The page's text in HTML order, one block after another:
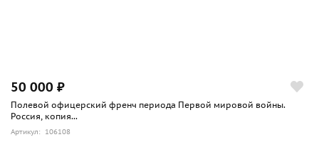
50 000 ₽
Полевой офицерский френч периода Первой мировой войны.
Россия, копия...
Артикул: 106108